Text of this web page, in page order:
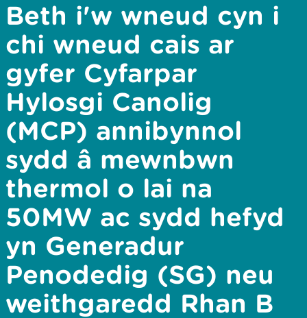
Beth i'w wneud cyn i
chi wneud cais ar
gyfer Cyfarpar
Hylosgi Canolig
(MCP) annibynnol
sydd â mewnbwn
thermol o lai na
50MW ac sydd hefyd
yn Generadur
Penodedig (SG) neu
weithgaredd Rhan B